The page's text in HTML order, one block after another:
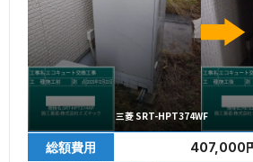
三菱 SRT-HPT374WF
総額費用 407,000